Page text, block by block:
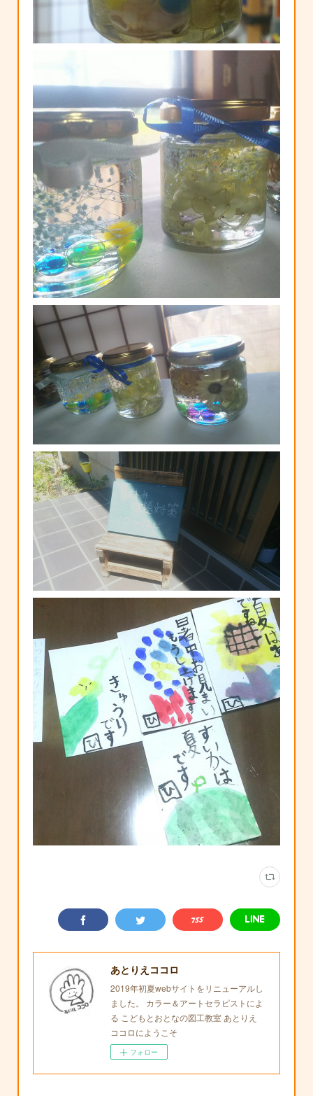
あとりえココロ
2019年初夏webサイトをリニューアルし
ました。 カラー＆アートセラピストによ
る こどもとおとなの図工教室 あとりえ
ココロにようこそ
フォロー